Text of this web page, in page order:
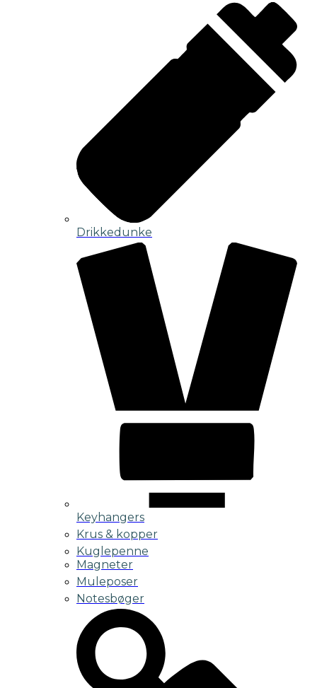
Drikkedunke
Keyhangers
Krus & kopper
Kuglepenne
Magneter
Muleposer
Notesbøger